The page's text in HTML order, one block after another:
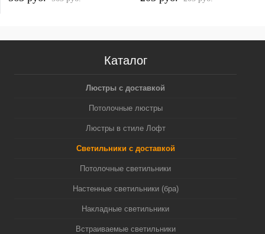
Каталог
Люстры с доставкой
Потолочные люстры
Люстры в стиле Лофт
Светильники с доставкой
Потолочные светильники
Настенные светильники (бра)
Накладные светильники
Встраиваемые светильники